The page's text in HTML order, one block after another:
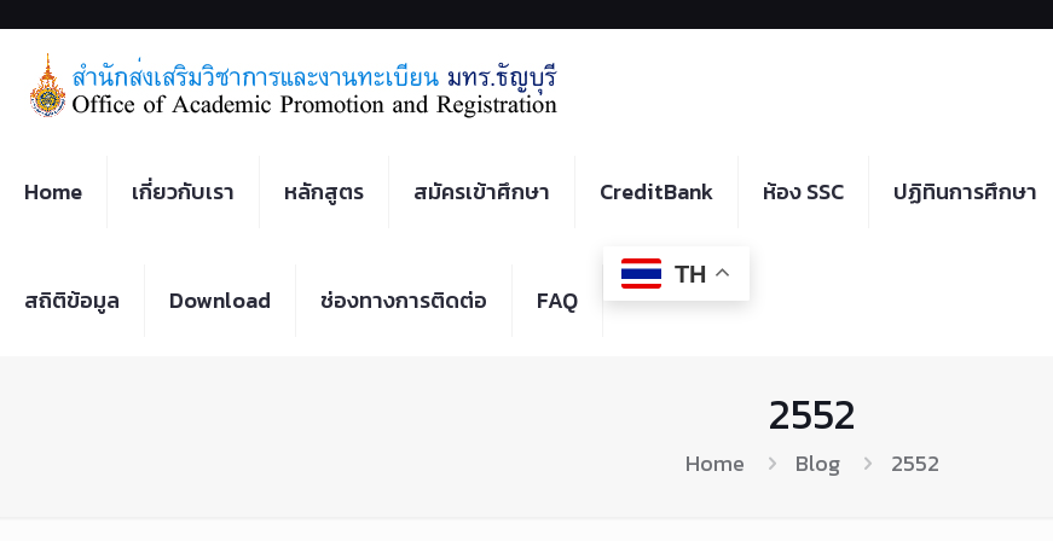
Home เกี่ยวกับเรา หลักสูตร สมัครเข้าศึกษา CreditBank ห้อง SSC ปฏิทินการศึกษา
สถิติข้อมูล Download ช่องทางการติดต่อ FAQ
TH
2552
Home Blog 2552